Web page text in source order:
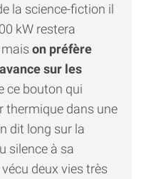
la science-fiction il
kW restera
on préfère
sur les
ce bouton qui
thermique dans une
dit long sur la
silence à sa
deux vies très